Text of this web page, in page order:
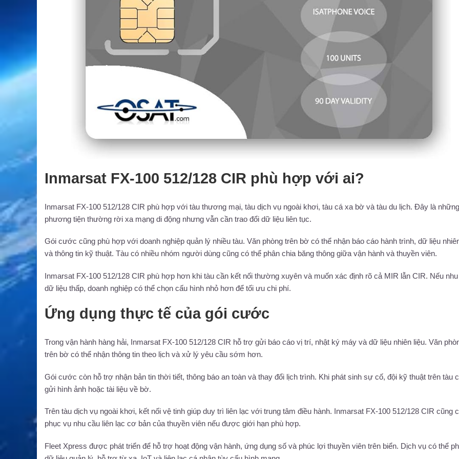
Inmarsat FX-100 512/128 CIR phù hợp với ai?
Inmarsat FX-100 512/128 CIR phù hợp với tàu thương mại, tàu dịch vụ ngoài khơi, tàu cá xa bờ và tàu du lịch. Đây là những
phương tiện thường rời xa mạng di động nhưng vẫn cần trao đổi dữ liệu liên tục.
Gói cước cũng phù hợp với doanh nghiệp quản lý nhiều tàu. Văn phòng trên bờ có thể nhận báo cáo hành trình, dữ liệu
và thông tin kỹ thuật. Tàu có nhiều nhóm người dùng cũng có thể phân chia băng thông giữa vận hành và thuyền viên.
Inmarsat FX-100 512/128 CIR phù hợp hơn khi tàu cần kết nối thường xuyên và muốn xác định rõ cả MIR lẫn CIR. Nếu
dữ liệu thấp, doanh nghiệp có thể chọn cấu hình nhỏ hơn để tối ưu chi phí.
Ứng dụng thực tế của gói cước
Trong vận hành hàng hải, Inmarsat FX-100 512/128 CIR hỗ trợ gửi báo cáo vị trí, nhật ký máy và dữ liệu nhiên liệu. Văn
trên bờ có thể nhận thông tin theo lịch và xử lý yêu cầu sớm hơn.
Gói cước còn hỗ trợ nhận bản tin thời tiết, thông báo an toàn và thay đổi lịch trình. Khi phát sinh sự cố, đội kỹ thuật trên tàu
gửi hình ảnh hoặc tài liệu về bờ.
Trên tàu dịch vụ ngoài khơi, kết nối vệ tinh giúp duy trì liên lạc với trung tâm điều hành. Inmarsat FX-100 512/128 CIR cũng
phục vụ nhu cầu liên lạc cơ bản của thuyền viên nếu được giới hạn phù hợp.
Fleet Xpress được phát triển để hỗ trợ hoạt động vận hành, ứng dụng số và phúc lợi thuyền viên trên biển. Dịch vụ có thể